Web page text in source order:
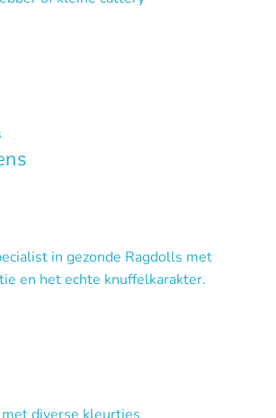
in gezonde Ragdolls met
en het echte knuffelkarakter.